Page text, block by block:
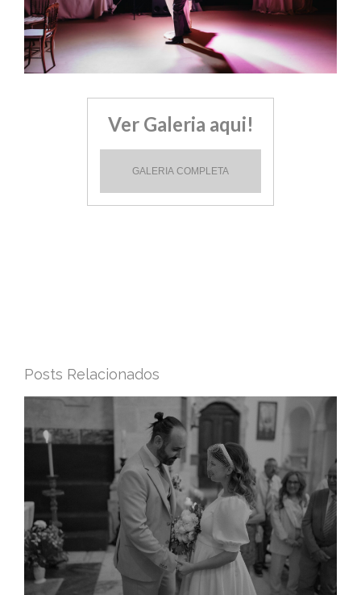
Ver Galeria aqui!
GALERIA COMPLETA
Posts Relacionados